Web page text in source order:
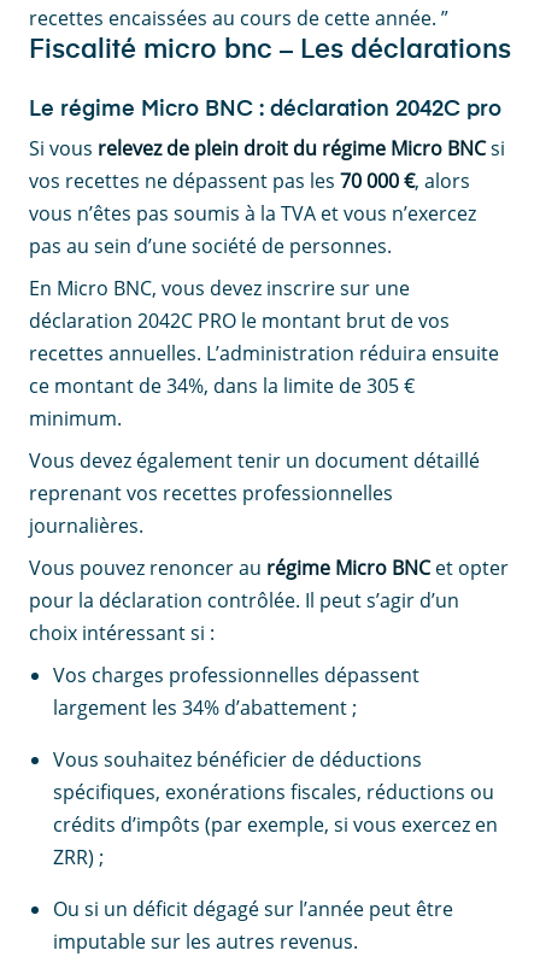
recettes encaissées au cours de cette année. ”
Fiscalité micro bnc – Les déclarations
Le régime Micro BNC : déclaration 2042C pro
Si vous relevez de plein droit du régime Micro BNCsi
vos recettes ne dépassent pas les 70 000 €, alors
vous n’êtes pas soumis à la TVA et vous n’exercez
pas au sein d’une société de personnes.
En Micro BNC, vous devez inscrire sur une
déclaration 2042C PRO le montant brut de vos
recettes annuelles. L’administration réduira ensuite
ce montant de 34%, dans la limite de 305 €
minimum.
Vous devez également tenir un document détaillé
reprenant vos recettes professionnelles
journalières.
Vous pouvez renoncer au régime Micro BNCet opter
pour la déclaration contrôlée. Il peut s’agir d’un
choix intéressant si :
Vos charges professionnelles dépassent
largement les 34% d’abattement ;
Vous souhaitez bénéficier de déductions
spécifiques, exonérations fiscales, réductions ou
crédits d’impôts (par exemple, si vous exercez en
ZRR) ;
Ou si un déficit dégagé sur l’année peut être
imputable sur les autres revenus.